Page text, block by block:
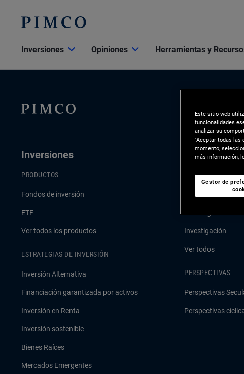
Inversiones Opiniones Herramientas y
Inversiones
PRODUCTOS
Fondos de inversión
ETF
Ver todos los productos
ESTRATEGIAS DE INVERSIÓN
Inversión Alternativa
Financiación garantizada por activos
Inversión en Renta
Inversión sostenible
Bienes Raíces
Mercados Emergentes
Opiniones
ÚLTIMAS
Estrategias de
Investigación
Ver todos
PERSPECTIVAS
Perspectivas
Perspectivas
Este sitio web
funcionalidades
analizar su
"Aceptar todas las
momento,
más información,
Gestor de